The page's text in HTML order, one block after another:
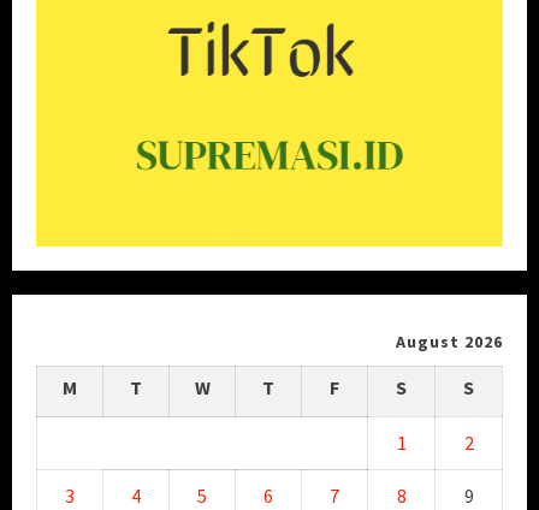
August 2026
M T W T F S S
1 2
3 4 5 6 7 8 9